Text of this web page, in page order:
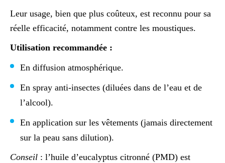
Leur usage, bien que plus coûteux, est reconnu pour sa
réelle efficacité, notamment contre les moustiques.
Utilisation recommandée :
En diffusion atmosphérique.
En spray anti-insectes (diluées dans de l’eau et de
l’alcool).
En application sur les vêtements (jamais directement
sur la peau sans dilution).
Conseil : l’huile d’eucalyptus citronné (PMD) est